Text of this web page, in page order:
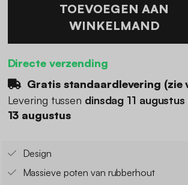
TOEVOEGEN AAN
WINKELMAND
Directe verzending
Gratis standaardlevering (zie
Levering tussen dinsdag 11 augustus
13 augustus
Design
Massieve poten van rubberhout